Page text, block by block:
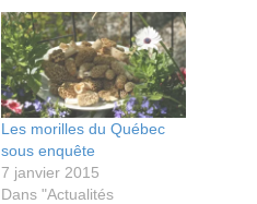
Les morilles du Québec
sous enquête
7 janvier 2015
Dans "Actualités